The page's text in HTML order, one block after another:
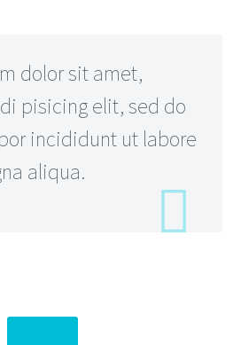
dolor sit amet,
pisicing elit, sed do
incididunt ut labore
aliqua.